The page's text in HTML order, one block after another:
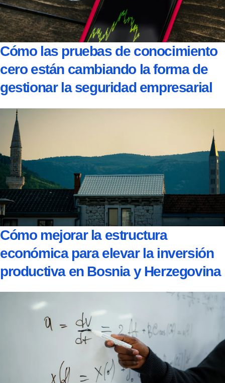
Cómo las pruebas de conocimiento
cero están cambiando la forma de
gestionar la seguridad empresarial
Cómo mejorar la estructura
económica para elevar la inversión
productiva en Bosnia y Herzegovina